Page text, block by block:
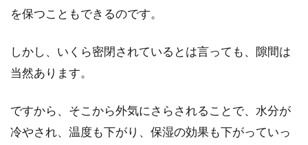
を保つこともできるのです。
しかし、いくら密閉されているとは言っても、隙間は
当然あります。
ですから、そこから外気にさらされることで、水分が
冷やされ、温度も下がり、保湿の効果も下がっていっ